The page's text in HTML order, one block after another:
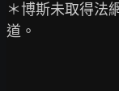
＊博斯未取得法
道。